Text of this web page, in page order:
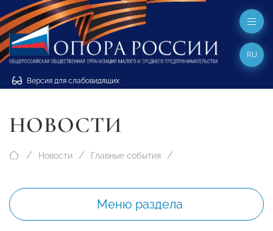
Версия для слабовидящих
RU
НОВОСТИ
Новости Главные события
Меню раздела